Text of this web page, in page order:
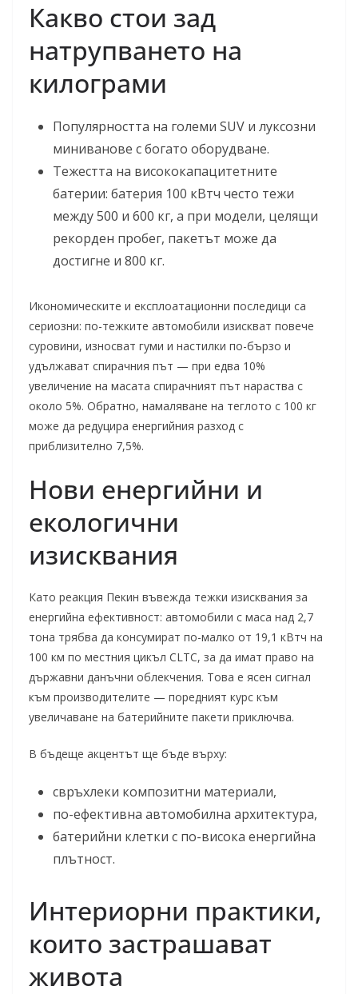
Какво стои зад
натрупването на
килограми
Популярността на големи SUV и луксозни
миниванове с богато оборудване.
Тежестта на висококапацитетните
батерии: батерия 100 кВтч често тежи
между 500 и 600 кг, а при модели, целящи
рекорден пробег, пакетът може да
достигне и 800 кг.
Икономическите и експлоатационни последици са
сериозни: по-тежките автомобили изискват повече
суровини, износват гуми и настилки по-бързо и
удължават спирачния път — при едва 10%
увеличение на масата спирачният път нараства с
около 5%. Обратно, намаляване на теглото с 100 кг
може да редуцира енергийния разход с
приблизително 7,5%.
Нови енергийни и
екологични
изисквания
Като реакция Пекин въвежда тежки изисквания за
енергийна ефективност: автомобили с маса над 2,7
тона трябва да консумират по-малко от 19,1 кВтч на
100 км по местния цикъл CLTC, за да имат право на
държавни данъчни облекчения. Това е ясен сигнал
към производителите — поредният курс към
увеличаване на батерийните пакети приключва.
В бъдеще акцентът ще бъде върху:
свръхлеки композитни материали,
по-ефективна автомобилна архитектура,
батерийни клетки с по-висока енергийна
плътност.
Интериорни практики,
които застрашават
живота